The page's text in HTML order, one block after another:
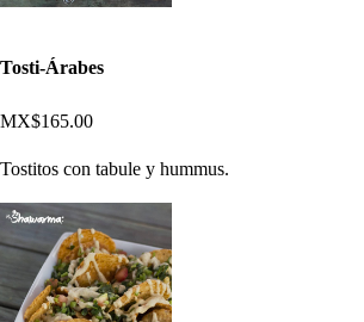
Tosti-Árabes
MX$165.00
Tostitos con tabule y hummus.